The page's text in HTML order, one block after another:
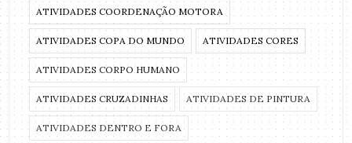
ATIVIDADES COORDENAÇÃO MOTORA
ATIVIDADES COPA DO MUNDO ATIVIDADES CORES
ATIVIDADES CORPO HUMANO
ATIVIDADES CRUZADINHAS ATIVIDADES DE PINTURA
ATIVIDADES DENTRO E FORA